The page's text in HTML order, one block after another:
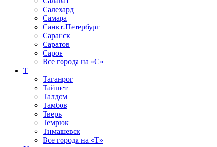
Салехард
Самара
Санкт-Петербург
Саранск
Саратов
Саров
Все города на «С»
Т
Таганрог
Тайшет
Талдом
Тамбов
Тверь
Темрюк
Тимашевск
Все города на «Т»